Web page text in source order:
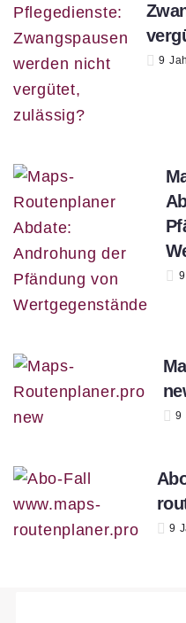
9
9
9